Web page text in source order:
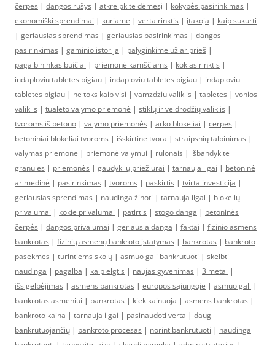
čerpes | dangos rūšys | atkreipkite dėmesį | kokybės pasirinkimas |
ekonomiški sprendimai | kuriame | verta rinktis | įtakoja | kaip sukurti
| geriausias sprendimas | geriausias pasirinkimas | dangos
pasirinkimas | gaminio istorija | palyginkime už ar prieš |
pagalbininkas buičiai | priemonė kamščiams | kokias rinktis |
indaploviu tabletes pigiau | indaploviu tabletes pigiau | indaploviu
tabletes pigiau | ne toks kaip visi | vamzdziu valiklis | tabletes | vonios
valiklis | tualeto valymo priemonė | stiklų ir veidrodžių valiklis |
tvoroms iš betono | valymo priemonės | arko blokeliai | cerpes |
betoniniai blokeliai tvoroms | išskirtinė tvora | straipsnių talpinimas |
valymas priemone | priemonė valymui | rulonais | išbandykite
granules | priemonės | gaudyklių priežiūrai | tarnauja ilgai | betoninė
ar medinė | pasirinkimas | tvoroms | paskirtis | tvirta investicija |
geriausias sprendimas | naudinga žinoti | tarnauja ilgai | blokelių
privalumai | kokie privalumai | patirtis | stogo danga | betoninės
čerpės | dangos privalumai | geriausia danga | faktai | fizinio asmens
bankrotas | fizinių asmenų bankroto įstatymas | bankrotas | bankroto
pasekmės | turintiems skolų | asmuo gali bankrutuoti | skelbti
naudinga | pagalba | kaip elgtis | naujas gyvenimas | 3 metai |
išsigelbėjimas | asmens bankrotas | europos sąjungoje | asmuo gali |
bankrotas asmeniui | bankrotas | kiek kainuoja | asmens bankrotas |
bankroto kaina | tarnauja ilgai | pasinaudoti verta | daug
bankrutuojančių | bankroto procesas | norint bankrutuoti | naudinga